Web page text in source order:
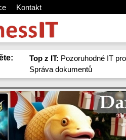
Kontakt
Top z IT: Pozoruhodné IT
Správa dokumentů